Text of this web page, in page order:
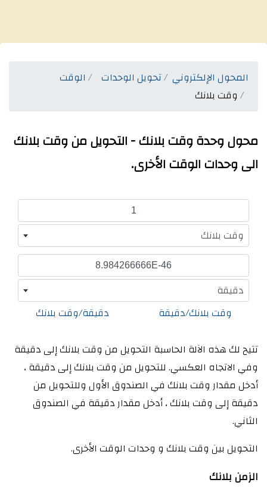
المحول الإلكتروني تحويل الوحدات
الوقت
وقت بلانك
محول وحدة وقت بلانك - التحويل من وقت بلانك
الى وحدات الوقت الأخرى.
وقت بلانك
دقيقة
وقت بلانك/دقيقة
دقيقة/وقت بلانك
تتيح لك هذه الآلة الحاسبة التحويل من وقت بلانك إلى دقيقة
وفي الاتجاه العكسي. للتحويل من وقت بلانك إلى دقيقة ،
أدخل مقدار وقت بلانك في الصندوق الأول وللتحويل من
دقيقة إلى وقت بلانك ، أدخل مقدار دقيقة في الصندوق
الثاني.
التحويل بين وقت بلانك و وحدات الوقت الأخرى.
الزمن بلانك